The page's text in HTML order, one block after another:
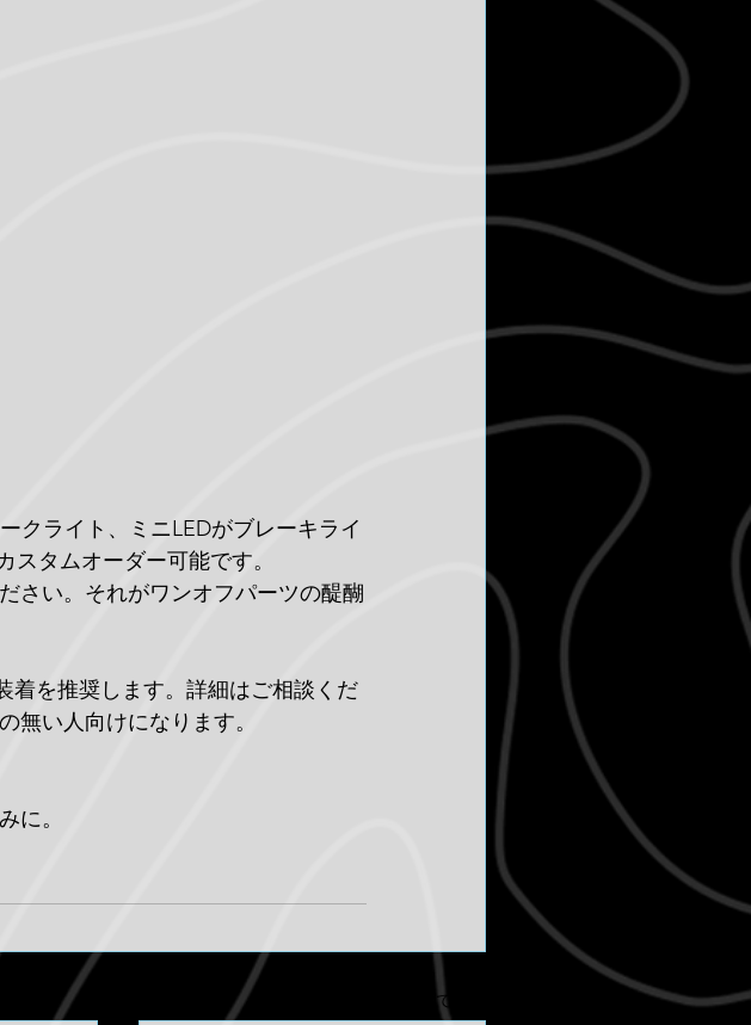
クライト、ミニLEDがブレーキライ
スタムオーダー可能です。
さい。それがワンオフパーツの醍醐
着を推奨します。詳細はご相談くだ
無い人向けになります。
に。
すべて表示